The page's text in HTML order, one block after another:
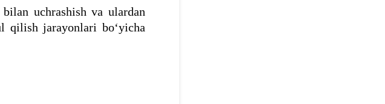
uchrashish va ulardan
qilish jarayonlari bo‘yicha